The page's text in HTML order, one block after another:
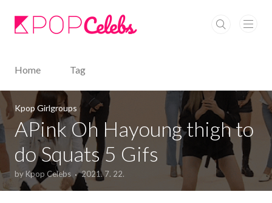
Home Tag
Kpop Girlgroups
APink Oh Hayoung thigh to
do Squats 5 Gifs
by Kpop Celebs 2021. 7. 22.